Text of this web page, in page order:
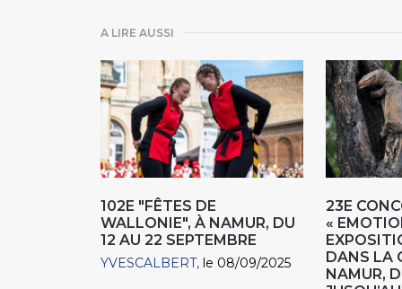
A LIRE AUSSI
102E "FÊTES DE
WALLONIE", À NAMUR, DU
12 AU 22 SEPTEMBRE
YVESCALBERT le 08/09/2025
23E
«
DANS LA
NAMUR,